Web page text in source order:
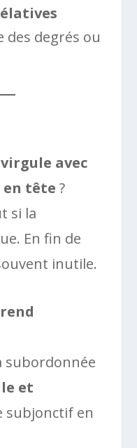
degrés ou
avec
en tête ?
si la
En fin de
inutile.
subordonnée
et
subjonctif en